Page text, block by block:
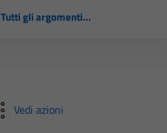
Tutti gli argomenti...
Vedi azioni